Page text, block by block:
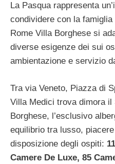
La Pasqua rappresenta
condividere con la
Rome Villa Borghese si
diverse esigenze dei sui
ambientazione e servizio
Tra via Veneto, Piazza di
Villa Medici trova dimora il
Borghese, l’esclusivo
equilibrio tra lusso,
disposizione degli ospiti:
Camere De Luxe, 85